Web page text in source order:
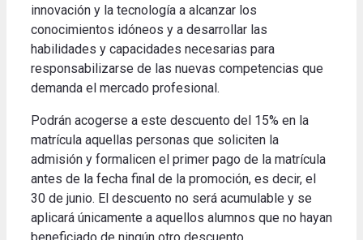
innovación y la tecnología a alcanzar los
conocimientos idóneos y a desarrollar las
habilidades y capacidades necesarias para
responsabilizarse de las nuevas competencias que
demanda el mercado profesional.
Podrán acogerse a este descuento del 15% en la
matrícula aquellas personas que soliciten la
admisión y formalicen el primer pago de la matrícula
antes de la fecha final de la promoción, es decir, el
30 de junio. El descuento no será acumulable y se
aplicará únicamente a aquellos alumnos que no hayan